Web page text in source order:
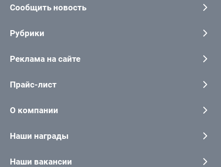
Сообщить новость
Рубрики
Реклама на сайте
Прайс-лист
О компании
Наши награды
Наши вакансии